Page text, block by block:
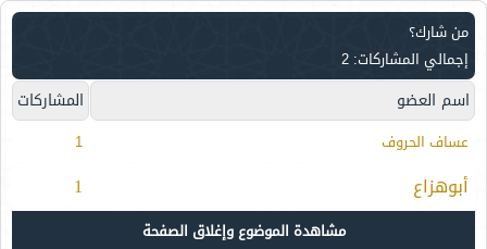
من شارك؟
إجمالي المشاركات: 2
اسم العضو المشاركات
عساف الحروف 1
أبوهزاع 1
مشاهدة الموضوع وإغلاق الصفحة